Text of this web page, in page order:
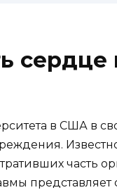
в США в
часть